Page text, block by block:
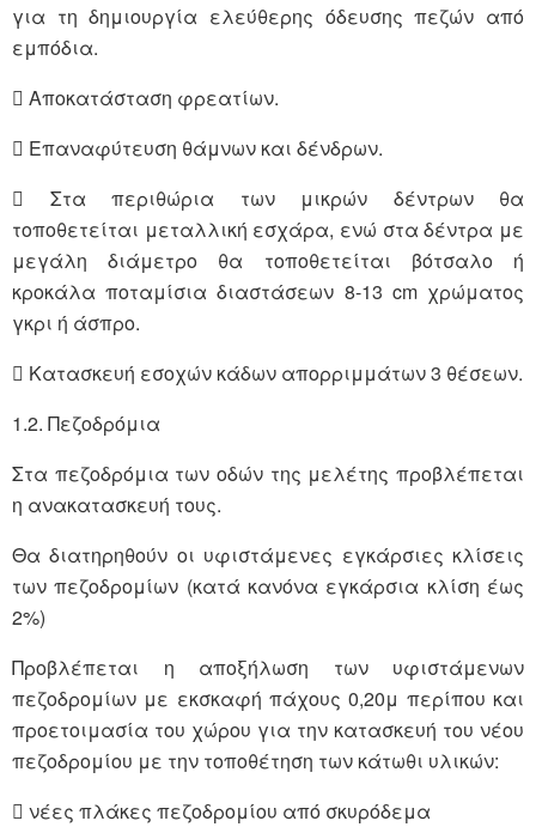
για τη δημιουργία ελεύθερης όδευσης πεζών από
εμπόδια.
 Αποκατάσταση φρεατίων.
 Επαναφύτευση θάμνων και δένδρων.
 Στα περιθώρια των μικρών δέντρων θα
τοποθετείται μεταλλική εσχάρα, ενώ στα δέντρα με
μεγάλη διάμετρο θα τοποθετείται βότσαλο ή
κροκάλα ποταμίσια διαστάσεων 8-13 cm χρώματος
γκρι ή άσπρο.
 Κατασκευή εσοχών κάδων απορριμμάτων 3 θέσεων.
1.2. Πεζοδρόμια
Στα πεζοδρόμια των οδών της μελέτης προβλέπεται
η ανακατασκευή τους.
Θα διατηρηθούν οι υφιστάμενες εγκάρσιες κλίσεις
των πεζοδρομίων (κατά κανόνα εγκάρσια κλίση έως
2%)
Προβλέπεται η αποξήλωση των υφιστάμενων
πεζοδρομίων με εκσκαφή πάχους 0,20μ περίπου και
προετοιμασία του χώρου για την κατασκευή του νέου
πεζοδρομίου με την τοποθέτηση των κάτωθι υλικών:
 νέες πλάκες πεζοδρομίου από σκυρόδεμα